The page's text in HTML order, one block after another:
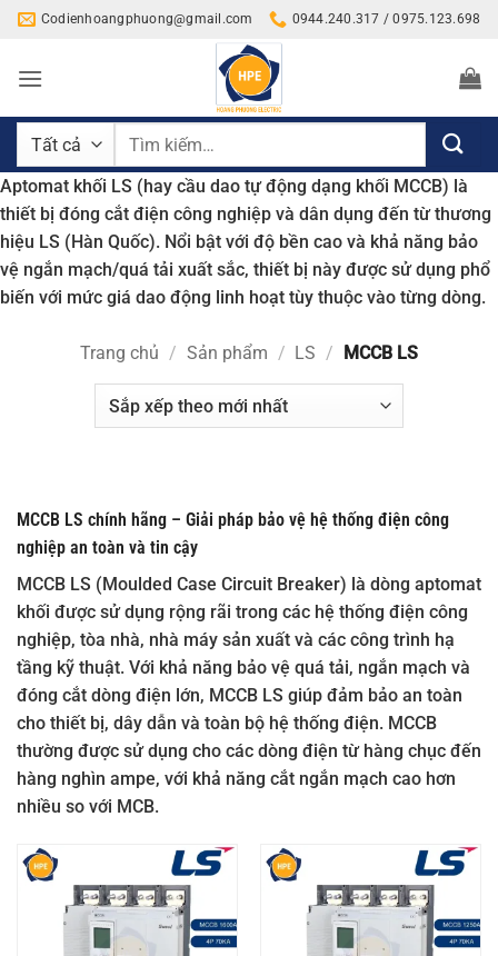
Bỏ
nội
Codienhoangphuong@gmail.com 0944.240.317 / 0975.123.698
Tìm
Aptomat khối LS (hay cầu dao tự động dạng khối MCCB) là
thiết bị đóng cắt điện công nghiệp và dân dụng đến từ thương
hiệu LS (Hàn Quốc). Nổi bật với độ bền cao và khả năng bảo
vệ ngắn mạch/quá tải xuất sắc, thiết bị này được sử dụng phổ
biến với mức giá dao động linh hoạt tùy thuộc vào từng dòng.
Trang chủ / Sản phẩm / LS / MCCB LS
MCCB LS chính hãng – Giải pháp bảo vệ hệ thống điện công
nghiệp an toàn và tin cậy
MCCB LS (Moulded Case Circuit Breaker) là dòng aptomat
khối được sử dụng rộng rãi trong các hệ thống điện công
nghiệp, tòa nhà, nhà máy sản xuất và các công trình hạ
tầng kỹ thuật. Với khả năng bảo vệ quá tải, ngắn mạch và
đóng cắt dòng điện lớn, MCCB LS giúp đảm bảo an toàn
cho thiết bị, dây dẫn và toàn bộ hệ thống điện. MCCB
thường được sử dụng cho các dòng điện từ hàng chục đến
hàng nghìn ampe, với khả năng cắt ngắn mạch cao hơn
nhiều so với MCB.